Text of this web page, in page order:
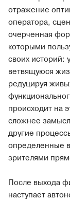
отражение
оператора,
очерченная
которыми
своих историй:
ветвящуюся
редуцируя
происходит на
сложнее
другие
определенные
зрителями
После выхода
наступает